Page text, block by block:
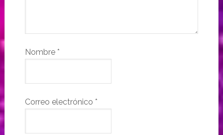
Nombre *
Correo electrónico *